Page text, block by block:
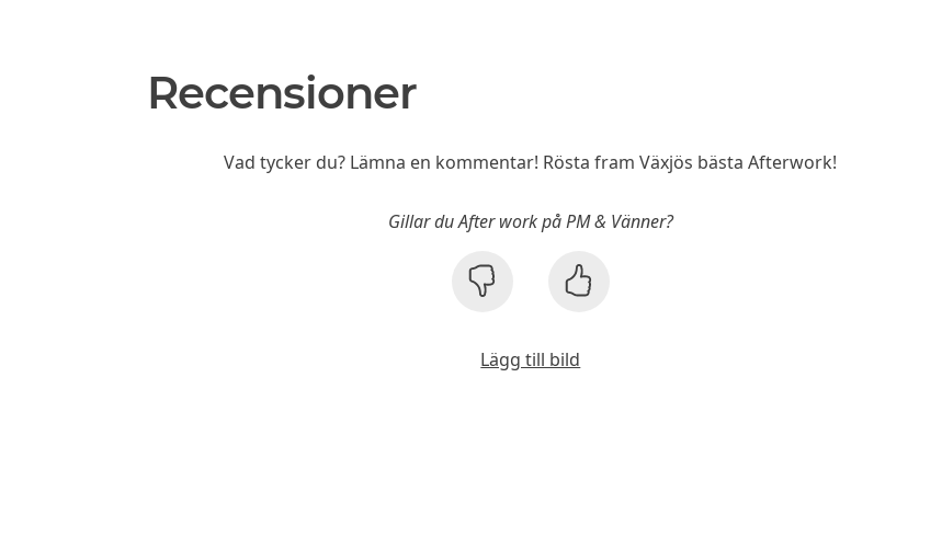
Recensioner
Vad tycker du? Lämna en kommentar! Rösta fram Växjös bästa Afterwork!
Gillar du After work på PM & Vänner?
Lägg till bild